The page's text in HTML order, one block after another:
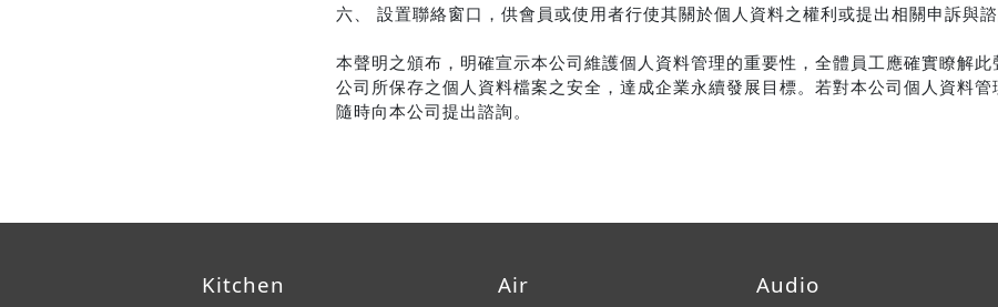
六、 設置聯絡窗口，供會員或使用者行使其關於個人資料之權利或提出相關申訴與諮
本聲明之頒布，明確宣示本公司維護個人資料管理的重要性，全體員工應確實瞭解
公司所保存之個人資料檔案之安全，達成企業永續發展目標。若對本公司個人資料
隨時向本公司提出諮詢。
Kitchen Air Audio